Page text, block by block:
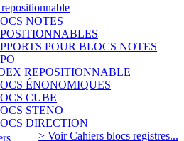
NOTES
POUR BLOCS NOTES
REPOSITIONNABLE
ÉNONOMIQUES
CUBE
STENO
DIRECTION
> Voir Cahiers blocs registres...